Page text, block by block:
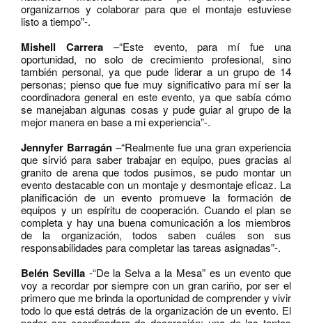
organizarnos y colaborar para que el montaje estuviese
listo a tiempo”-.
Mishell Carrera–“Este evento, para mí fue una
oportunidad, no solo de crecimiento profesional, sino
también personal, ya que pude liderar a un grupo de 14
personas; pienso que fue muy significativo para mí ser la
coordinadora general en este evento, ya que sabía cómo
se manejaban algunas cosas y pude guiar al grupo de la
mejor manera en base a mi experiencia”-.
Jennyfer Barragán –“Realmente fue una gran experiencia
que sirvió para saber trabajar en equipo, pues gracias al
granito de arena que todos pusimos, se pudo montar un
evento destacable con un montaje y desmontaje eficaz. La
planificación de un evento promueve la formación de
equipos y un espíritu de cooperación. Cuando el plan se
completa y hay una buena comunicación a los miembros
de la organización, todos saben cuáles son sus
responsabilidades para completar las tareas asignadas”-.
Belén Sevilla-“De la Selva a la Mesa” es un evento que
voy a recordar por siempre con un gran cariño, por ser el
primero que me brinda la oportunidad de comprender y vivir
todo lo que está detrás de la organización de un evento. El